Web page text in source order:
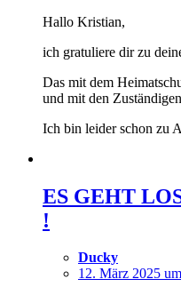
Hallo Kristian,
ich gratuliere dir zu
Das mit dem
und mit den
Ich bin leider schon zu
ES GEHT
!
Ducky
12. März 2025